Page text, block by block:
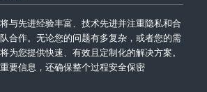
与先进经验丰富、技术先进并注重隐私和合
合作。无论您的问题有多复杂，或者您的需
为您提供快速、有效且定制化的解决方案。
要信息，还确保整个过程安全保密